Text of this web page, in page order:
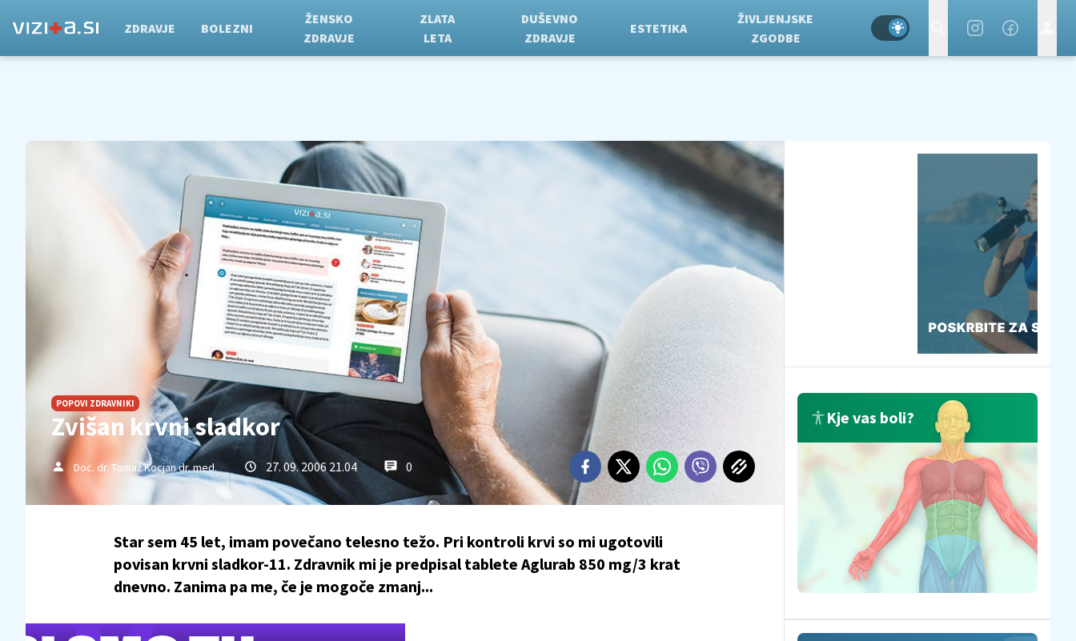
ZDRAVJE BOLEZNI
ŽENSKO
ZDRAVJE
ZLATA
LETA
DUŠEVNO
ZDRAVJE
ESTETIKA
ŽIVLJENJSKE
ZGODBE
POPOVI ZDRAVNIKI
Zvišan krvni sladkor
Doc. dr. Tomaž Kocjan dr. med. 27. 09. 2006 21.04 0
Star sem 45 let, imam povečano telesno težo. Pri kontroli krvi so mi ugotovili
povisan krvni sladkor-11. Zdravnik mi je predpisal tablete Aglurab 850 mg/3 krat
dnevno. Zanima pa me, če je mogoče zmanj...
Kje vas boli?